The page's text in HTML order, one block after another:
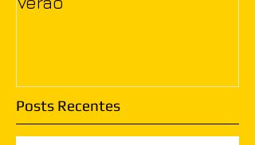
Posts Recentes